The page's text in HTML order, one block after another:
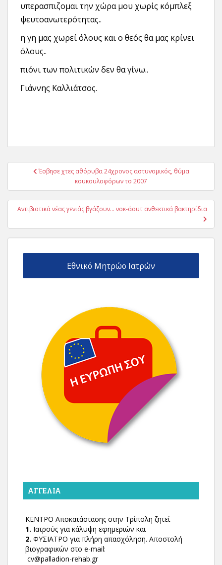
υπερασπιζομαι την χώρα μου χωρίς κόμπλεξ
ψευτοανωτερότητας..
η γη μας χωρεί όλους και ο θεός θα μας κρίνει
όλους..
πιόνι των πολιτικών δεν θα γίνω..
Γιάννης Καλλιάτσος.
ΠλοήγησηΈσβησε χτες αθόρυβα 24χρονος αστυνομικός, θύμα
κουκουλοφόρων το 2007
Αντιβιοτικά νέας γενιάς βγάζουν… νοκ-άουτ ανθεκτικά βακτηρίδια
Εθνικό Μητρώο Ιατρών
ΑΓΓΕΛΊΑ
ΚΕΝΤΡΟ Αποκατάστασης στην Τρίπολη ζητεί
1. Ιατρούς για κάλυψη εφημεριών και
2. ΦΥΣΙΑΤΡΟ για πλήρη απασχόληση. Αποστολή
βιογραφικών στο e-mail:
cv@palladion-rehab.gr